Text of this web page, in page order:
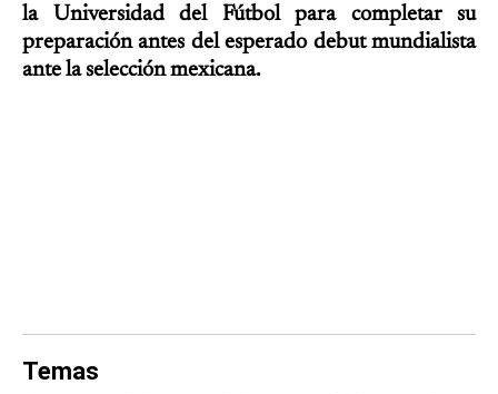
la Universidad del Fútbol para completar su
preparación antes del esperado debut mundialista
ante la selección mexicana.
Temas